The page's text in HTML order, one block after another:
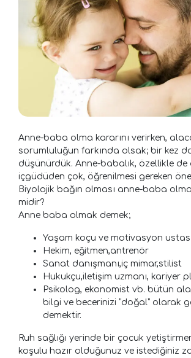
Anne-baba olma kararını verirken,
sorumluluğun farkında olsak; bir kez
düşünürdük. Anne-babalık, özellikle de
içgüdüden çok, öğrenilmesi gereken
Biyolojik bağın olması anne-baba
midir?
Anne baba olmak demek;
Yaşam koçu ve motivasyon
Hekim, eğitmen,antrenör
Sanat danışmanı,iç mimar,stilist
Hukukçu,iletişim uzmanı, kariyer
Psikolog, ekonomist vb. bütün
bilgi ve becerinizi “doğal” olarak
demektir.
Ruh sağlığı yerinde bir çocuk
koşulu hazır olduğunuz ve istediğiniz